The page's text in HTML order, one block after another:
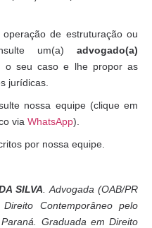
de estruturação ou
um(a) advogado(a)
o seu caso e lhe propor as
jurídicas.
nossa equipe (clique em
via WhatsApp).
por nossa equipe.
SILVA
Advogada (OAB/PR
Contemporâneo pelo
Graduada em Direito